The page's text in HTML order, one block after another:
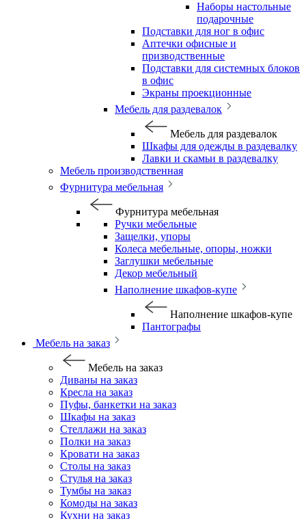
Наборы настольные
подарочные
Подставки для ног в офис
Аптечки офисные и
призводственные
Подставки для системных блоков
в офис
Экраны проекционные
Мебель для раздевалок
Мебель для раздевалок
Шкафы для одежды в раздевалку
Лавки и скамьи в раздевалку
Мебель производственная
Фурнитура мебельная
Фурнитура мебельная
Ручки мебельные
Защелки, упоры
Колеса мебельные, опоры, ножки
Заглушки мебельные
Декор мебельный
Наполнение шкафов-купе
Наполнение шкафов-купе
Пантографы
Мебель на заказ
Мебель на заказ
Диваны на заказ
Кресла на заказ
Пуфы, банкетки на заказ
Шкафы на заказ
Стеллажи на заказ
Полки на заказ
Кровати на заказ
Столы на заказ
Стулья на заказ
Тумбы на заказ
Комоды на заказ
Кухни на заказ